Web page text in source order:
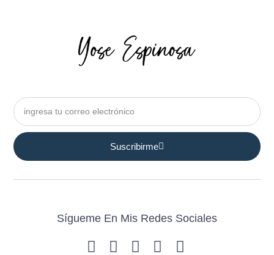
Suscribirme
Sígueme En Mis Redes Sociales